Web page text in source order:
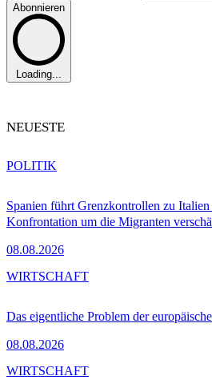
Abonnieren
Loading...
NEUESTE
Spanien führt Grenzkontrollen zu
Konfrontation um die Migranten
08.08.2026
POLITIK
Das eigentliche Problem der
08.08.2026
WIRTSCHAFT
WIRTSCHAFT